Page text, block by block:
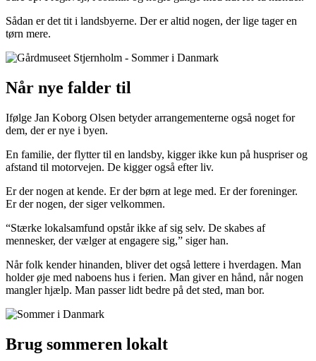
Sådan er det tit i landsbyerne. Der er altid nogen, der lige tager en
tørn mere.
Når nye falder til
Ifølge Jan Koborg Olsen betyder arrangementerne også noget for
dem, der er nye i byen.
En familie, der flytter til en landsby, kigger ikke kun på huspriser og
afstand til motorvejen. De kigger også efter liv.
Er der nogen at kende. Er der børn at lege med. Er der foreninger.
Er der nogen, der siger velkommen.
“Stærke lokalsamfund opstår ikke af sig selv. De skabes af
mennesker, der vælger at engagere sig,” siger han.
Når folk kender hinanden, bliver det også lettere i hverdagen. Man
holder øje med naboens hus i ferien. Man giver en hånd, når nogen
mangler hjælp. Man passer lidt bedre på det sted, man bor.
Brug sommeren lokalt